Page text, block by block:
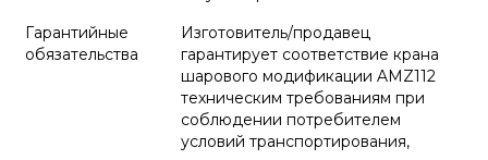
Гарантийные
обязательства
Изготовитель/продавец
гарантирует соответствие крана
шарового модификации AMZ112
техническим требованиям при
соблюдении потребителем
условий транспортирования,